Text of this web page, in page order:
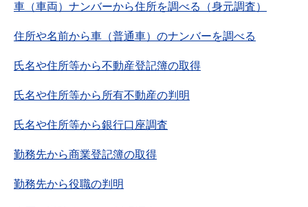
車（車両）ナンバーから住所を調べる（身元調査）
住所や名前から車（普通車）のナンバーを調べる
氏名や住所等から不動産登記簿の取得
氏名や住所等から所有不動産の判明
氏名や住所等から銀行口座調査
勤務先から商業登記簿の取得
勤務先から役職の判明